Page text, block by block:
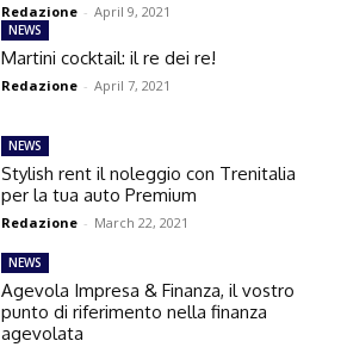
Redazione - April 9, 2021
NEWS
Martini cocktail: il re dei re!
Redazione - April 7, 2021
NEWS
Stylish rent il noleggio con Trenitalia
per la tua auto Premium
Redazione - March 22, 2021
NEWS
Agevola Impresa & Finanza, il vostro
punto di riferimento nella finanza
agevolata